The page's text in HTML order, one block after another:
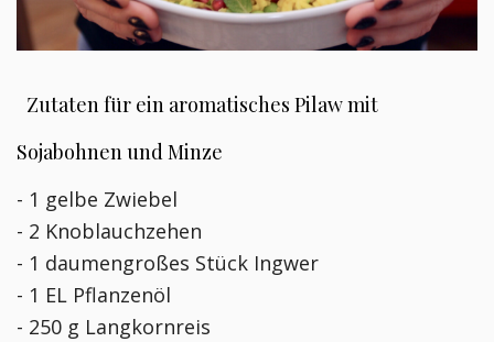
Zutaten für ein aromatisches Pilaw mit
Sojabohnen und Minze
- 1 gelbe Zwiebel
- 2 Knoblauchzehen
- 1 daumengroßes Stück Ingwer
- 1 EL Pflanzenöl
- 250 g Langkornreis